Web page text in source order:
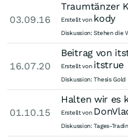
03.09.16 Erstellt von kody
Diskussion:Stehen die
16.07.20 Erstellt von itstrue
Diskussion:
01.10.15 Erstellt von
Diskussion: